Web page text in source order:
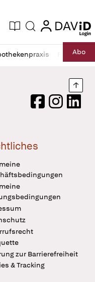
Ausgabe
Suche login
login
RechtAbo
FacebookInstagram
zur Barrierefreiheit
& Tracking